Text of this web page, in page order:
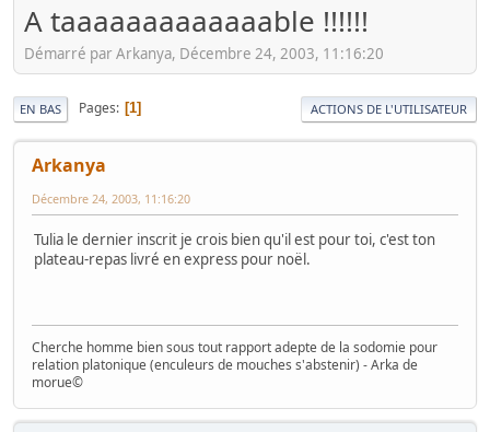
A taaaaaaaaaaaaable !!!!!!
Démarré par Arkanya, Décembre 24, 2003, 11:16:20
EN BAS Pages 1 ACTIONS DE L'UTILISATEUR
Arkanya
Décembre 24, 2003, 11:16:20
Tulia le dernier inscrit je crois bien qu'il est pour toi, c'est ton
plateau-repas livré en express pour noël.
Cherche homme bien sous tout rapport adepte de la sodomie pour
relation platonique (enculeurs de mouches s'abstenir) - Arka de
morue©